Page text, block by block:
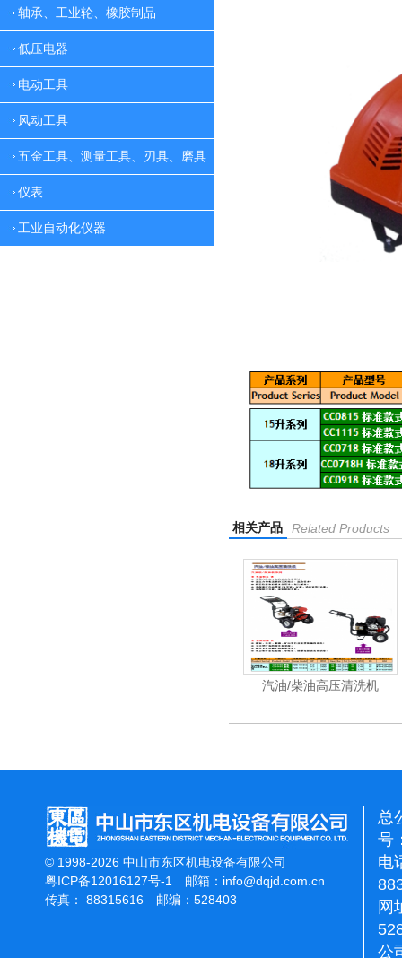
轴承、工业轮、橡胶制品
低压电器
电动工具
风动工具
五金工具、测量工具、刃具、磨具
仪表
工业自动化仪器
相关产品 Related Products
汽油/柴油高压清洗机
© 1998-2026 中山市东区机电设备有限公司
粤ICP备12016127号-1
邮箱： info@dqjd.com.cn
传真： 88315616 邮编：528403
总
号
电
网
公